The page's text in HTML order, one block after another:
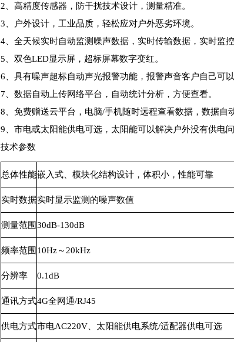
2、高精度传感器，防干扰技术设计，测量精准。
3、户外设计，工业品质，轻松应对户外恶劣环境。
4、全天候实时自动监测噪声数据，实时传输数据，实时监控
5、双色LED显示屏，超标屏幕数字变红。
6、具有噪声超标自动声光报警功能，报警声音客户自己可以
7、数据自动上传网络平台，自动统计分析，方便查看。
8、免费赠送云平台，电脑/手机随时远程查看数据，数据自
9、市电或太阳能供电可选，太阳能可以解决户外没有供电问
技术参数
总体性能嵌入式、模块化结构设计，体积小，性能可靠
实时数据实时显示监测的噪声数值
测量范围 30dB-130dB
频率范围 10Hz～20kHz
分辨率 0.1dB
通讯方式4G全网通/RJ45
供电方式市电AC220V、太阳能供电系统/适配器供电可选